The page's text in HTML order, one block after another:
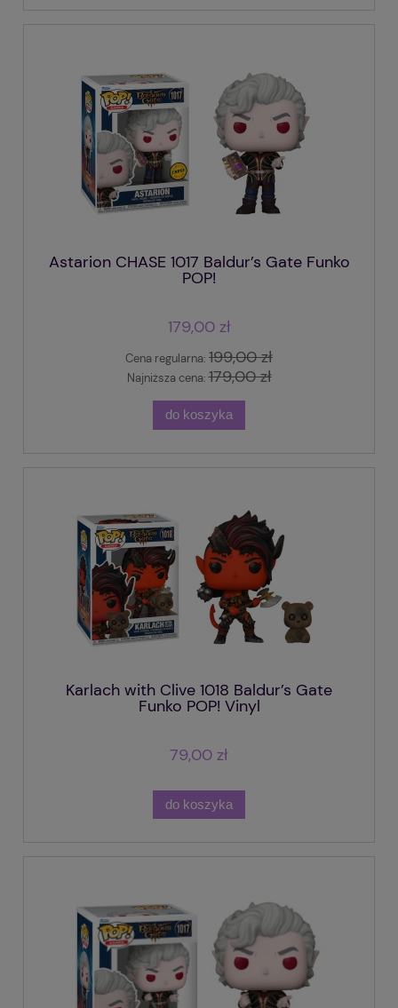
Astarion CHASE 1017 Baldur’s Gate Funko
POP!
179,00 zł
Cena regularna: 199,00 zł
Najniższa cena:179,00 zł
do koszyka
Karlach with Clive 1018 Baldur’s Gate
Funko POP! Vinyl
79,00 zł
do koszyka